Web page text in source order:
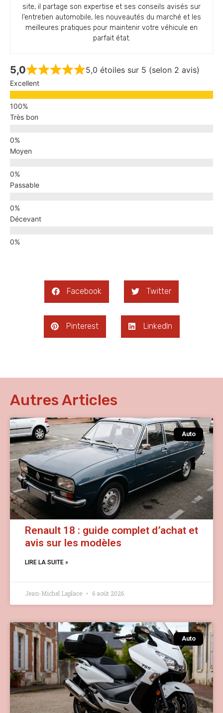
site, il partage son expertise et ses conseils avisés sur
l’entretien automobile, les nouveautés du marché et les
meilleures pratiques pour maintenir votre véhicule en
parfait état.
5,0 5,0 étoiles sur 5 (selon 2 avis)
Excellent
Très bon
Moyen
Passable
Décevant
Facebook Twitter
Pinterest LinkedIn
Autres Articles
Auto
Renault 18 : guide complet d’achat et
avis sur les modèles
LIRE LA SUITE »
Jean-Michel Laplace 6 août 2026
Auto